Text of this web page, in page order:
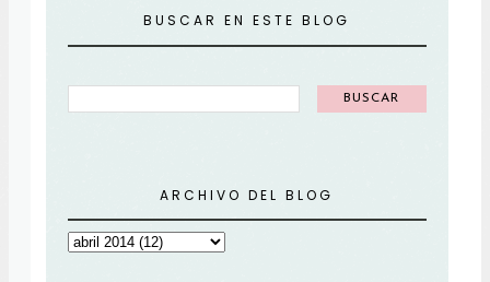
BUSCAR EN ESTE BLOG
ARCHIVO DEL BLOG